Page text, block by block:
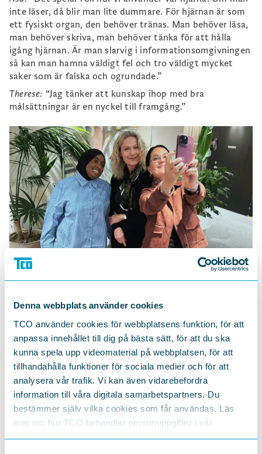
Denna webbplats använder cookies
TCO använder cookies för webbplatsens funktion, för att
anpassa innehållet till dig på bästa sätt, för att du ska
kunna spela upp videomaterial på webbplatsen, för att
tillhandahålla funktioner för sociala medier och för att
analysera vår trafik. Vi kan även vidarebefordra
information till våra digitala samarbetspartners. Du
bestämmer själv vilka cookies som får användas. Läs
mer om hur TCO behandlar personuppgifter i vår
integritetspolicyhttps://tco.se/om-tco/gdpr-information
inte läser, då blir man lite dummare. För hjärnan är som
ett fysiskt organ, den behöver tränas. Man behöver läsa,
man behöver skriva, man behöver tänka för att hålla
igång hjärnan. Är man slarvig i informationsomgivningen
så kan man hamna väldigt fel och tro väldigt mycket
saker som är falska och ogrundade.”
Therese: “Jag tänker att kunskap ihop med bra
målsättningar är en nyckel till framgång.”
Åsa Wikforss, professor i filosofi, författare och
ledamot i Svenska Akademien
Kaeli Abdi, komiker, programledare och influencer,
och har bland annat medverkat i Mot alla odds